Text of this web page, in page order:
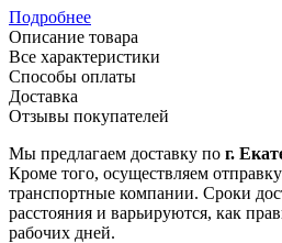
Подробнее
Описание товара
Все характеристики
Способы оплаты
Доставка
Отзывы покупателей
Мы предлагаем доставку по г.
Кроме того, осуществляем
транспортные компании. Сроки
расстояния и варьируются, как
рабочих дней.